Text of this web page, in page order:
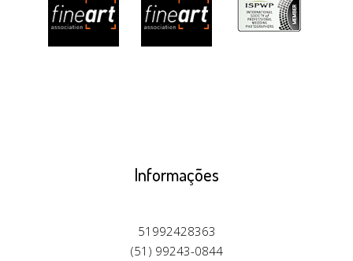
Informações
51992428363
(51) 99243-0844